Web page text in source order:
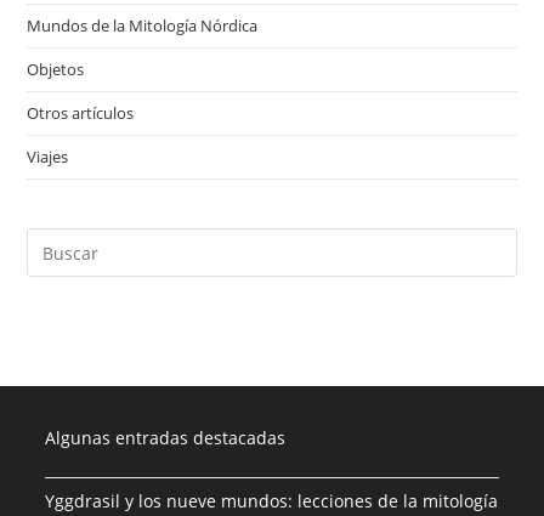
Mundos de la Mitología Nórdica
Objetos
Otros artículos
Viajes
Algunas entradas destacadas
Yggdrasil y los nueve mundos: lecciones de la mitología